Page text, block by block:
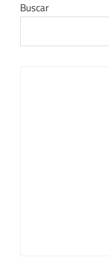
Buscar